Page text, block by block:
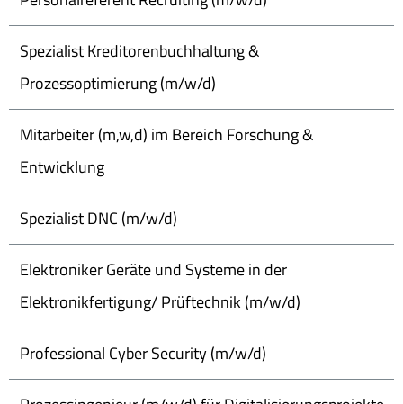
Spezialist Kreditorenbuchhaltung &
Prozessoptimierung (m/w/d)
Mitarbeiter (m,w,d) im Bereich Forschung &
Entwicklung
Spezialist DNC (m/w/d)
Elektroniker Geräte und Systeme in der
Elektronikfertigung/ Prüftechnik (m/w/d)
Professional Cyber Security (m/w/d)